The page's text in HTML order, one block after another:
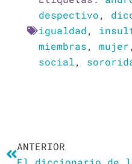
despectivo,
igualdad,
miembras, mujer
social,
ANTERIOR